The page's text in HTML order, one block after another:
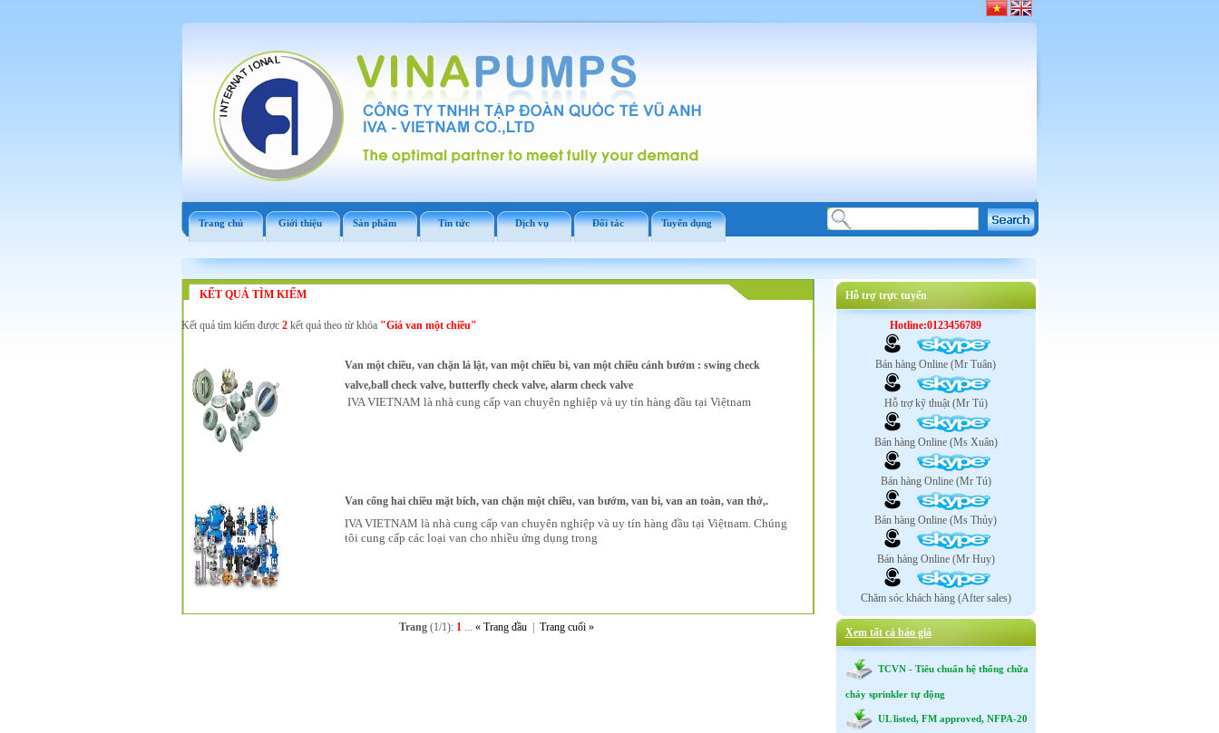
Trang chủ Giới thiệu Sản phẩm Tin tức Dịch vụ Đối tác Tuyển dụng
KẾT QUẢ TÌM KIẾM
Kết quả tìm kiếm được 2kết quả theo từ khóa "Giá van một chiều"
Van một chiều, van chặn lá lật, van một chiều bi, van một chiều cánh bướm : swing check
valve,ball check valve, butterfly check valve, alarm check valve
IVA VIETNAM là nhà cung cấp van chuyên nghiệp và uy tín hàng đầu tại Việtnam
Van cổng hai chiều mặt bích, van chặn một chiều, van bướm, van bi, van an toàn, van thở,.
IVA VIETNAM là nhà cung cấp van chuyên nghiệp và uy tín hàng đầu tại Việtnam. Chúng
tôi cung cấp các loại van cho nhiều ứng dụng trong
Trang (1/1):1 ... « Trang đầu Trang cuối »
Hỗ trợ trực tuyến
Hotline:0123456789
Bán hàng Online (Mr Tuân)
Hỗ trợ kỹ thuật (Mr Tú)
Bán hàng Online (Ms Xuân)
Bán hàng Online (Mr Tú)
Bán hàng Online (Ms Thủy)
Bán hàng Online (Mr Huy)
Chăm sóc khách hàng (After sales)
Xem tất cả báo giá
TCVN - Tiêu chuẩn hệ thống chữa
cháy sprinkler tự động
UL listed, FM approved, NFPA-20